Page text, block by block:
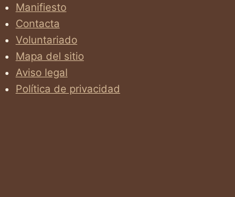
Manifiesto
Contacta
Voluntariado
Mapa del sitio
Aviso legal
Política de privacidad